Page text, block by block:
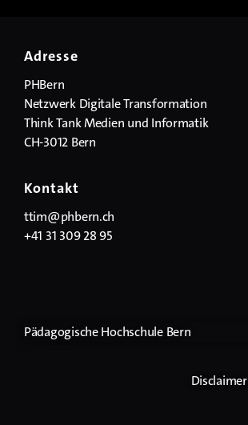
Adresse
PHBern
Netzwerk Digitale Transformation
Think Tank Medien und Informatik
CH-3012 Bern
Kontakt
ttim@phbern.ch
+41 31 309 28 95
Pädagogische Hochschule Bern
Disclaimer